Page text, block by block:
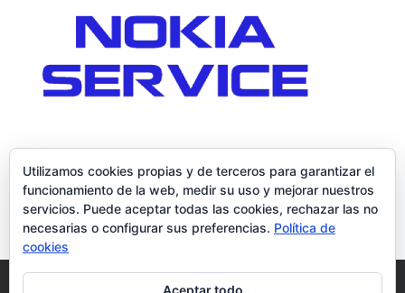
Condiciones y Privacidad
Utilizamos cookies propias y de terceros para garantizar el
funcionamiento de la web, medir su uso y mejorar nuestros
servicios. Puede aceptar todas las cookies, rechazar las no
necesarias o configurar sus preferencias. Política de
cookies
Aceptar todo